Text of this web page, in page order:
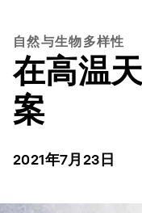
自然与生物多样性
在高温
案
2021年7月23日